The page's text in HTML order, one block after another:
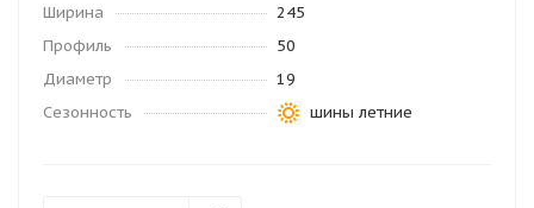
Ширина
245
Профиль
50
Диаметр
19
Сезонность
шины летние